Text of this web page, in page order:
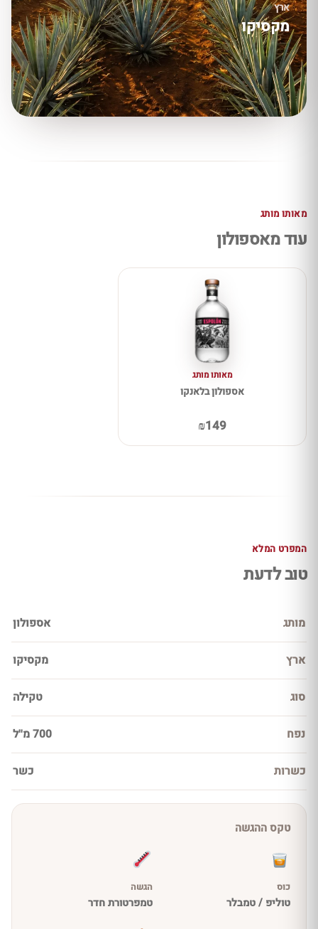
ארץ
מקסיקו
מאותו מותג
עוד מאספולון
מאותו מותג
אספולון בלאנקו
₪149
המפרט המלא
טוב לדעת
מותג אספולון
ארץ מקסיקו
סוג טקילה
נפח 700 מ''ל
כשרות כשר
טקס ההגשה
כוס
טוליפ / טמבלר
הגשה
טמפרטורת חדר